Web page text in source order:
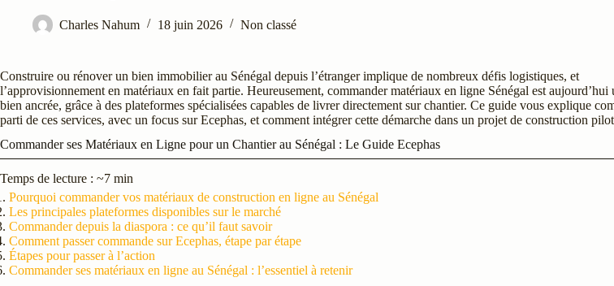
Charles Nahum 18 juin 2026 Non classé
Construire ou rénover un bien immobilier au Sénégal depuis l’étranger implique de nombreux défis logistiques, et
l’approvisionnement en matériaux en fait partie. Heureusement, commander matériaux en ligne Sénégal est aujourd’hui
bien ancrée, grâce à des plateformes spécialisées capables de livrer directement sur chantier. Ce guide vous explique
parti de ces services, avec un focus sur Ecephas, et comment intégrer cette démarche dans un projet de construction
Commander ses Matériaux en Ligne pour un Chantier au Sénégal : Le Guide Ecephas
Temps de lecture : ~7 min
Pourquoi commander vos matériaux de construction en ligne au Sénégal
Les principales plateformes disponibles sur le marché
Commander depuis la diaspora : ce qu’il faut savoir
Comment passer commande sur Ecephas, étape par étape
Étapes pour passer à l’action
Commander ses matériaux en ligne au Sénégal : l’essentiel à retenir